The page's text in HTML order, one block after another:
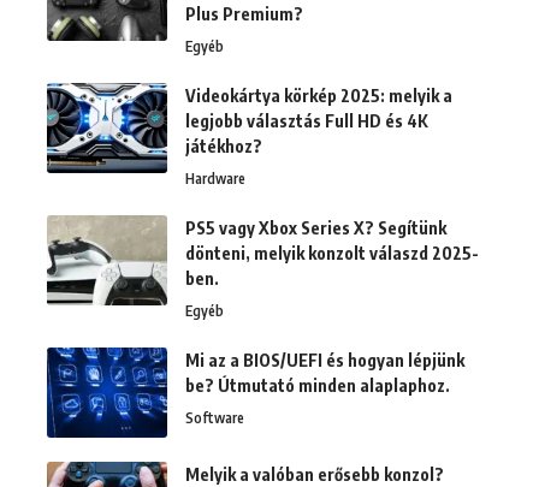
Plus Premium?
Egyéb
Videokártya körkép 2025: melyik a
legjobb választás Full HD és 4K
játékhoz?
Hardware
PS5 vagy Xbox Series X? Segítünk
dönteni, melyik konzolt válaszd 2025-
ben.
Egyéb
Mi az a BIOS/UEFI és hogyan lépjünk
be? Útmutató minden alaplaphoz.
Software
Melyik a valóban erősebb konzol?